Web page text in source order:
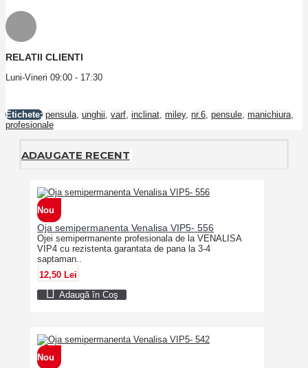
RELATII CLIENTI
Luni-Vineri 09:00 - 17:30
Etichete: pensula unghii varf inclinat miley, nr.6 pensule manichiura
profesionale
ADAUGATE RECENT
Nou
Oja semipermanenta Venalisa VIP5- 556
Ojei semipermanente profesionala de la VENALISA
VIP4 cu rezistenta garantata de pana la 3-4
saptaman..
12,50 Lei
Adaugă în Coş
Nou